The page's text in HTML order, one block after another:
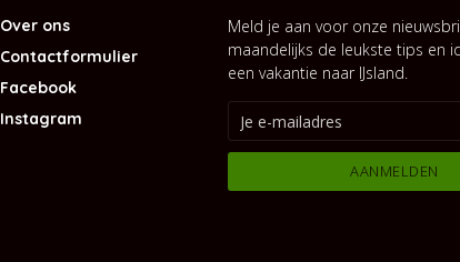
Over ons
Contactformulier
Facebook
Instagram
Meld je aan voor onze
maandelijks de leukste tips en
een vakantie naar IJsland.